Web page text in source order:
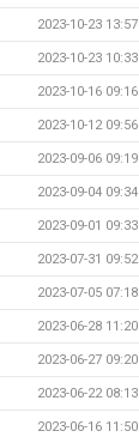
2023-10-23 13:57
2023-10-23 10:33
2023-10-16 09:16
2023-10-12 09:56
2023-09-06 09:19
2023-09-04 09:34
2023-09-01 09:33
2023-07-31 09:52
2023-07-05 07:18
2023-06-28 11:20
2023-06-27 09:20
2023-06-22 08:13
2023-06-16 11:50